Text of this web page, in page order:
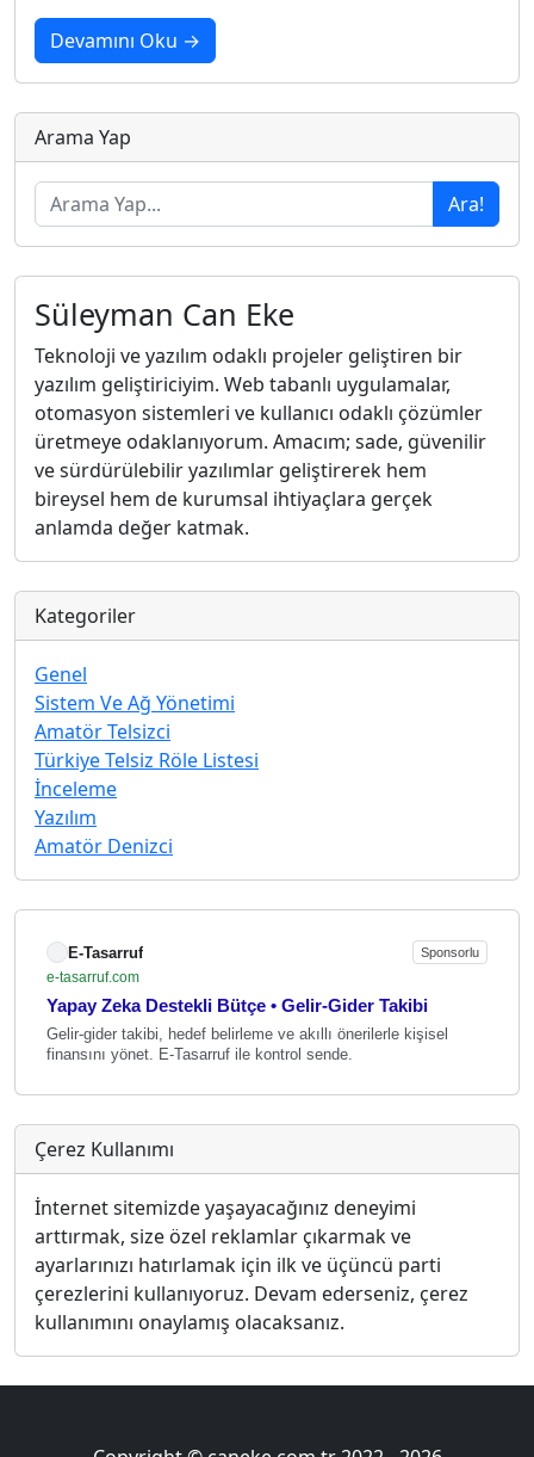
Devamını Oku →
Arama Yap
Ara!
Süleyman Can Eke
Teknoloji ve yazılım odaklı projeler geliştiren bir
yazılım geliştiriciyim. Web tabanlı uygulamalar,
otomasyon sistemleri ve kullanıcı odaklı çözümler
üretmeye odaklanıyorum. Amacım; sade, güvenilir
ve sürdürülebilir yazılımlar geliştirerek hem
bireysel hem de kurumsal ihtiyaçlara gerçek
anlamda değer katmak.
Kategoriler
Genel
Sistem Ve Ağ Yönetimi
Amatör Telsizci
Türkiye Telsiz Röle Listesi
İnceleme
Yazılım
Amatör Denizci
E-Tasarruf Sponsorlu
e-tasarruf.com
Yapay Zeka Destekli Bütçe • Gelir-Gider Takibi
Gelir-gider takibi, hedef belirleme ve akıllı önerilerle kişisel
finansını yönet. E-Tasarruf ile kontrol sende.
Çerez Kullanımı
İnternet sitemizde yaşayacağınız deneyimi
arttırmak, size özel reklamlar çıkarmak ve
ayarlarınızı hatırlamak için ilk ve üçüncü parti
çerezlerini kullanıyoruz. Devam ederseniz, çerez
kullanımını onaylamış olacaksanız.